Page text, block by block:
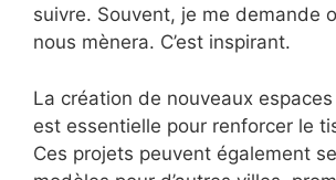
suivre. Souvent, je me demande
nous mènera. C’est inspirant.
La création de nouveaux
est essentielle pour renforcer le
Ces projets peuvent également